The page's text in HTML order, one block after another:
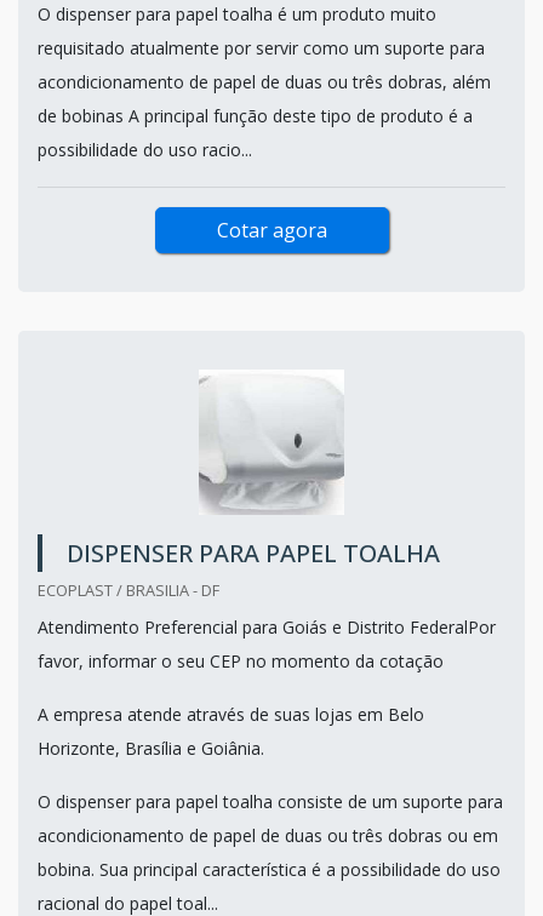
O dispenser para papel toalha é um produto muito
requisitado atualmente por servir como um suporte para
acondicionamento de papel de duas ou três dobras, além
de bobinas A principal função deste tipo de produto é a
possibilidade do uso racio...
Cotar agora
DISPENSER PARA PAPEL TOALHA
ECOPLAST / BRASILIA - DF
Atendimento Preferencial para Goiás e Distrito FederalPor
favor, informar o seu CEP no momento da cotação
A empresa atende através de suas lojas em Belo
Horizonte, Brasília e Goiânia.
O dispenser para papel toalha consiste de um suporte para
acondicionamento de papel de duas ou três dobras ou em
bobina. Sua principal característica é a possibilidade do uso
racional do papel toal...